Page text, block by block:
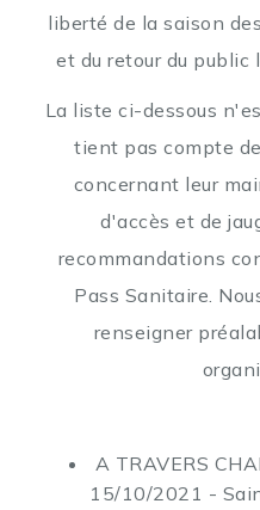
liberté de la saison
et du retour du
La liste ci-dessous
tient pas compte
concernant leur
d'accès et de
recommandations
Pass Sanitaire.
renseigner
A TRAVERS
15/10/2021 -